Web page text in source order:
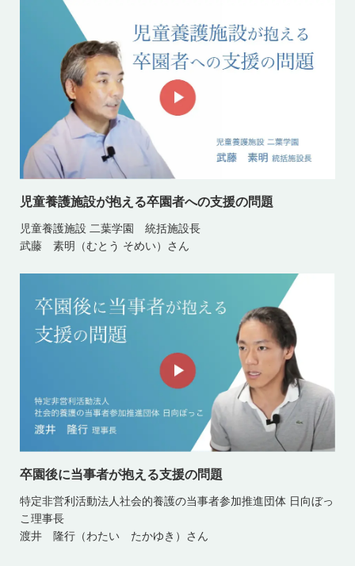
児童養護施設が抱える卒園者への支援の問題
児童養護施設 二葉学園 統括施設長
武藤 素明（むとう そめい）さん
卒園後に当事者が抱える支援の問題
特定非営利活動法人社会的養護の当事者参加推進団体 日向ぼっ
こ理事長
渡井 隆行（わたい たかゆき）さん